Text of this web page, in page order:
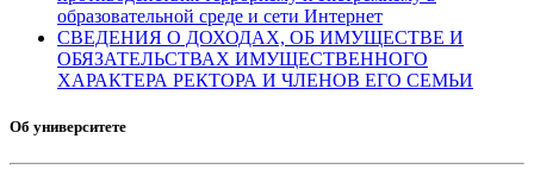
образовательной среде и сети Интернет
СВЕДЕНИЯ О ДОХОДАХ, ОБ ИМУЩЕСТВЕ И
ОБЯЗАТЕЛЬСТВАХ ИМУЩЕСТВЕННОГО
ХАРАКТЕРА РЕКТОРА И ЧЛЕНОВ ЕГО СЕМЬИ
Об университете